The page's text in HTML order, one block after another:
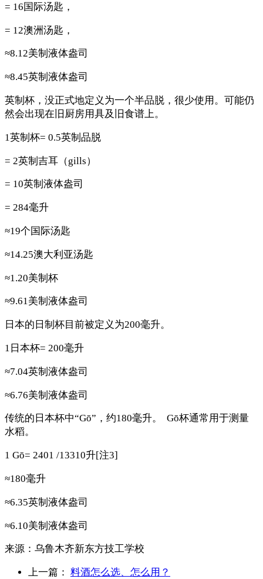
= 16国际汤匙，
= 12澳洲汤匙，
≈8.12美制液体盎司
≈8.45英制液体盎司
英制杯，没正式地定义为一个半品脱，很少使用。可能仍
然会出现在旧厨房用具及旧食谱上。
1英制杯= 0.5英制品脱
= 2英制吉耳（gills）
= 10英制液体盎司
= 284毫升
≈19个国际汤匙
≈14.25澳大利亚汤匙
≈1.20美制杯
≈9.61美制液体盎司
日本的日制杯目前被定义为200毫升。
1日本杯= 200毫升
≈7.04英制液体盎司
≈6.76美制液体盎司
传统的日本杯中“Gō”，约180毫升。 Gō杯通常用于测量
水稻。
1 Gō= 2401 /13310升[注3]
≈180毫升
≈6.35英制液体盎司
≈6.10美制液体盎司
来源： 乌鲁木齐新东方技工学校
上一篇： 料酒怎么选、怎么用？